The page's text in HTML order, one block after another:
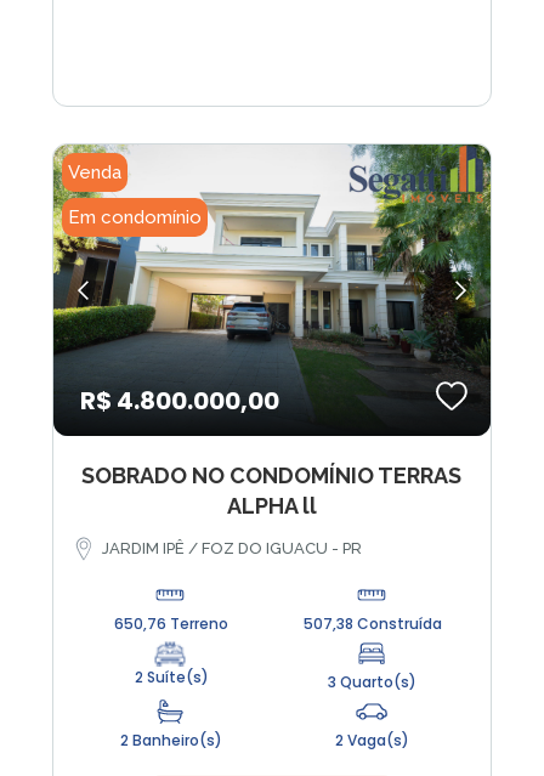
Venda
Em condomínio
R$ 4.800.000,00
SOBRADO NO CONDOMÍNIO TERRAS
ALPHA ll
JARDIM IPÊ / FOZ DO IGUACU - PR
650,76 Terreno 507,38 Construída
2 Suíte(s) 3 Quarto(s)
2 Banheiro(s) 2 Vaga(s)